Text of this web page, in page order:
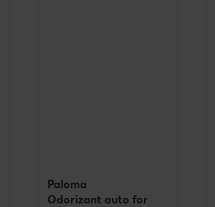
Paloma
Odorizant auto for